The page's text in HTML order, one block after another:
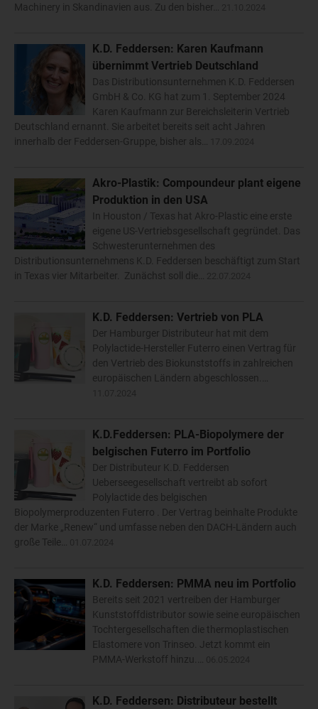
Machinery in Skandinavien aus. Zu den bisher…
K.D. Feddersen: Karen Kaufmann
übernimmt Vertrieb Deutschland
Das Distributionsunternehmen K.D. Feddersen
GmbH & Co. KG hat zum 1. September 2024
Karen Kaufmann zur Bereichsleiterin Vertrieb
Deutschland ernannt. Sie arbeitet bereits seit acht Jahren
innerhalb der Feddersen-Gruppe, bisher als…
Akro-Plastik: Compoundeur plant eigene
Produktion in den USA
In Houston / Texas hat Akro-Plastic eine erste
eigene US-Vertriebsgesellschaft gegründet. Das
Schwesterunternehmen des
Distributionsunternehmens K.D. Feddersen beschäftigt zum Start
in Texas vier Mitarbeiter. Zunächst soll die…
K.D. Feddersen: Vertrieb von PLA
Der Hamburger Distributeur hat mit dem
Polylactide-Hersteller Futerro einen Vertrag für
den Vertrieb des Biokunststoffs in zahlreichen
europäischen Ländern abgeschlossen.…
K.D.Feddersen: PLA-Biopolymere der
belgischen Futerro im Portfolio
Der Distributeur K.D. Feddersen
Ueberseegesellschaft vertreibt ab sofort
Polylactide des belgischen
Biopolymerproduzenten Futerro . Der Vertrag beinhalte Produkte
der Marke „Renew“ und umfasse neben den DACH-Ländern auch
große Teile…
K.D. Feddersen: PMMA neu im Portfolio
Bereits seit 2021 vertreiben der Hamburger
Kunststoffdistributor sowie seine europäischen
Tochtergesellschaften die thermoplastischen
Elastomere von Trinseo. Jetzt kommt ein
PMMA-Werkstoff hinzu.…
K.D. Feddersen: Distributeur bestellt